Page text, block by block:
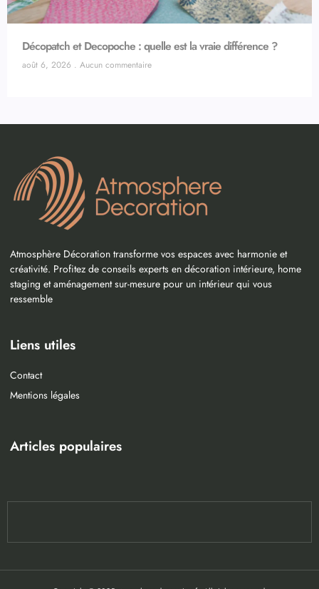
Décopatch et Decopoche : quelle est la vraie différence ?
août 6, 2026 Aucun commentaire
Atmosphère Décoration transforme vos espaces avec harmonie et
créativité. Profitez de conseils experts en décoration intérieure, home
staging et aménagement sur-mesure pour un intérieur qui vous
ressemble
Liens utiles
Contact
Mentions légales
Articles populaires